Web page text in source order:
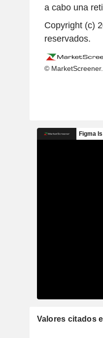
a cabo una
Copyright (c)
reservados.
©
Valores citados